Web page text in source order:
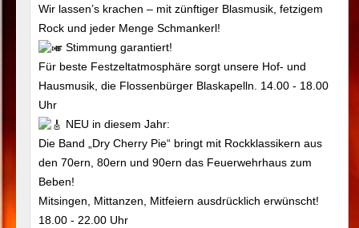
Wir lassen’s krachen – mit zünftiger Blasmusik, fetzigem
Rock und jeder Menge Schmankerl!
Stimmung garantiert!
Für beste Festzeltatmosphäre sorgt unsere Hof- und
Hausmusik, die Flossenbürger Blaskapelln. 14.00 - 18.00
Uhr
NEU in diesem Jahr:
Die Band „Dry Cherry Pie“ bringt mit Rockklassikern aus
den 70ern, 80ern und 90ern das Feuerwehrhaus zum
Beben!
Mitsingen, Mittanzen, Mitfeiern ausdrücklich erwünscht!
18.00 - 22.00 Uhr